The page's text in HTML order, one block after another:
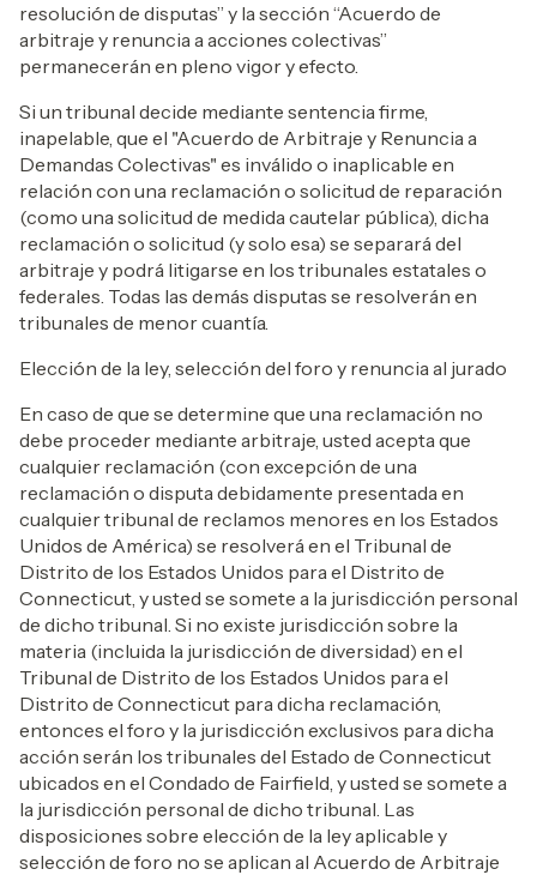
resolución de disputas” y la sección “Acuerdo de
arbitraje y renuncia a acciones colectivas”
permanecerán en pleno vigor y efecto.
Si un tribunal decide mediante sentencia firme,
inapelable, que el "Acuerdo de Arbitraje y Renuncia a
Demandas Colectivas" es inválido o inaplicable en
relación con una reclamación o solicitud de reparación
(como una solicitud de medida cautelar pública), dicha
reclamación o solicitud (y solo esa) se separará del
arbitraje y podrá litigarse en los tribunales estatales o
federales. Todas las demás disputas se resolverán en
tribunales de menor cuantía.
Elección de la ley, selección del foro y renuncia al jurado
En caso de que se determine que una reclamación no
debe proceder mediante arbitraje, usted acepta que
cualquier reclamación (con excepción de una
reclamación o disputa debidamente presentada en
cualquier tribunal de reclamos menores en los Estados
Unidos de América) se resolverá en el Tribunal de
Distrito de los Estados Unidos para el Distrito de
Connecticut, y usted se somete a la jurisdicción personal
de dicho tribunal. Si no existe jurisdicción sobre la
materia (incluida la jurisdicción de diversidad) en el
Tribunal de Distrito de los Estados Unidos para el
Distrito de Connecticut para dicha reclamación,
entonces el foro y la jurisdicción exclusivos para dicha
acción serán los tribunales del Estado de Connecticut
ubicados en el Condado de Fairfield, y usted se somete a
la jurisdicción personal de dicho tribunal. Las
disposiciones sobre elección de la ley aplicable y
selección de foro no se aplican al Acuerdo de Arbitraje